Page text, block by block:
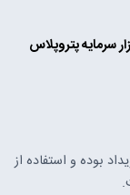
سرمایهپتروپلاس
بوده و استفاده از